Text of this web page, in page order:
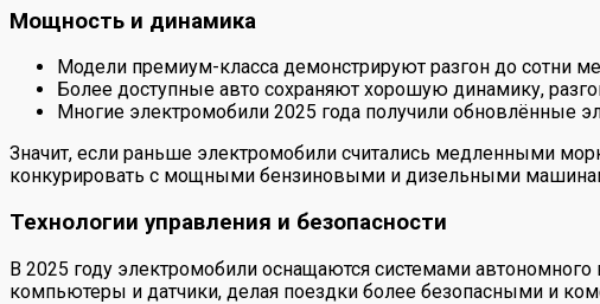
Мощность и динамика
Модели премиум-класса демонстрируют разгон до сотни
Более доступные авто сохраняют хорошую динамику,
Многие электромобили 2025 года получили
Значит, если раньше электромобили считались медленными
конкурировать с мощными бензиновыми и дизельными
Технологии управления и безопасности
В 2025 году электромобили оснащаются системами
компьютеры и датчики, делая поездки более безопасными и